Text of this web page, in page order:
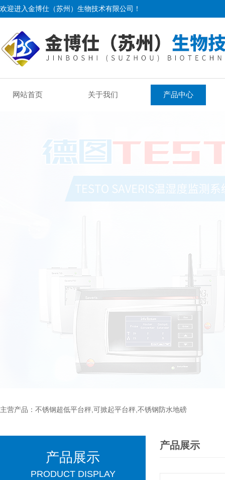
欢迎进入金博仕（苏州）生物技术有限公司！
网站首页 关于我们 产品中心
主营产品：不锈钢超低平台秤,可掀起平台秤,不锈钢防水地磅
产品展示
PRODUCT DISPLAY
产品展示